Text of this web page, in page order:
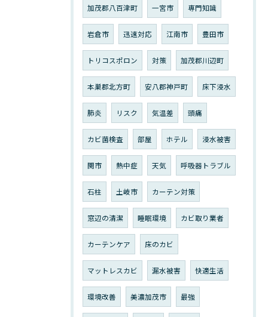
加茂郡八百津町 一宮市 専門知識
岩倉市 迅速対応 江南市 豊田市
トリコスポロン 対策 加茂郡川辺町
本巣郡北方町 安八郡神戸町 床下浸水
肺炎 リスク 気温差 頭痛
カビ菌検査 部屋 ホテル 浸水被害
関市 熱中症 天気 呼吸器トラブル
石柱 土岐市 カーテン対策
窓辺の清潔 睡眠環境 カビ取り業者
カーテンケア 床のカビ
マットレスカビ 漏水被害 快適生活
環境改善 美濃加茂市 最強